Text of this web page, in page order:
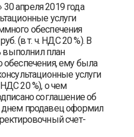
апреля 2019 года
услуги
обеспечения
(в т. ч. НДС 20 %). В
выполнил план
обеспечения, ему была
услуги
НДС 20 %), о чем
соглашение об
продавец оформил
счет-